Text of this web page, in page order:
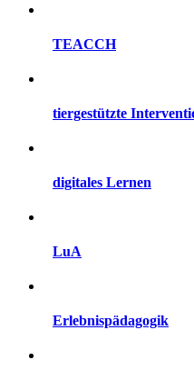
TEACCH
tiergestützte
digitales Lernen
LuA
Erlebnispädagogik